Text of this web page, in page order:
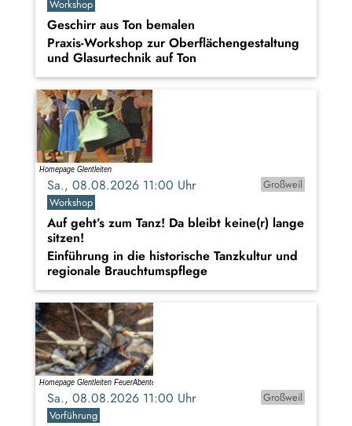
Workshop
Geschirr aus Ton bemalen
Praxis-Workshop zur Oberflächengestaltung
und Glasurtechnik auf Ton
Sa., 08.08.2026 11:00 Uhr
Großweil
Workshop
Auf geht’s zum Tanz! Da bleibt keine(r) lange
sitzen!
Einführung in die historische Tanzkultur und
regionale Brauchtumspflege
Sa., 08.08.2026 11:00 Uhr
Großweil
Vorführung